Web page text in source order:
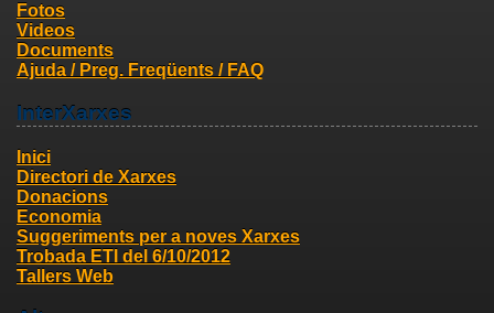
Fotos
Videos
Documents
Ajuda / Preg. Freqüents / FAQ
InterXarxes
Inici
Directori de Xarxes
Donacions
Economia
Suggeriments per a noves Xarxes
Trobada ETI del 6/10/2012
Tallers Web